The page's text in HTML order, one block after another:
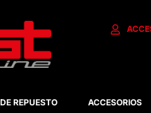
REPUESTO ACCESORIOS